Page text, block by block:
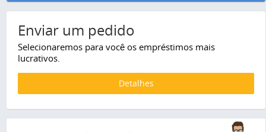
Enviar um pedido
Selecionaremos para você os empréstimos mais
lucrativos.
Detalhes